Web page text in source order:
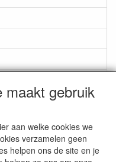
maakt gebruik
aan welke cookies we
verzamelen geen
helpen ons de site en je